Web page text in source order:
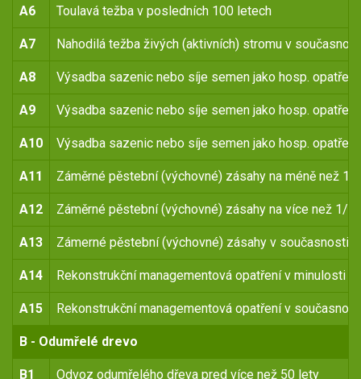
A6 Toulavá težba v posledních 100 letech
A7 Nahodilá težba živých (aktivních) stromu v
A8 Výsadba sazenic nebo síje semen jako hosp.
A9 Výsadba sazenic nebo síje semen jako hosp.
A10 Výsadba sazenic nebo síje semen jako hosp.
A11 Záměrné pěstební (výchovné) zásahy na méně než
A12 Záměrné pěstební (výchovné) zásahy na více než 1/
A13 Zámerné pěstební (výchovné) zásahy v současnosti
A14 Rekonstrukční managementová opatření v minulosti
A15 Rekonstrukční managementová opatření v
B - Odumřelé drevo
B1 Odvoz odumřelého dřeva pred více než 50 lety